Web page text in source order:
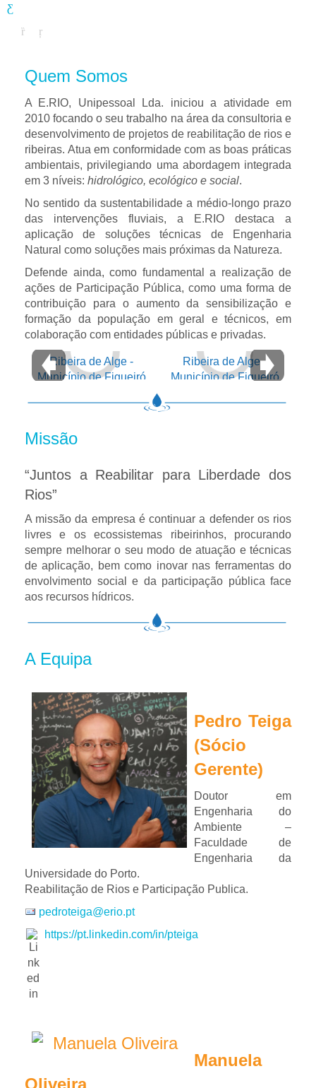
Quem Somos
A E.RIO, Unipessoal Lda. iniciou a atividade em
2010 focando o seu trabalho na área da consultoria e
desenvolvimento de projetos de reabilitação de rios e
ribeiras. Atua em conformidade com as boas práticas
ambientais, privilegiando uma abordagem integrada
em 3 níveis: hidrológico, ecológico e social.
No sentido da sustentabilidade a médio-longo prazo
das intervenções fluviais, a E.RIO destaca a
aplicação de soluções técnicas de Engenharia
Natural como soluções mais próximas da Natureza.
Defende ainda, como fundamental a realização de
ações de Participação Pública, como uma forma de
contribuição para o aumento da sensibilização e
formação da população em geral e técnicos, em
colaboração com entidades públicas e privadas.
Ribeira de Alge -
Município de Figueiró
Ribeira de Alge -
Município de Figueiró
Missão
“Juntos a Reabilitar para Liberdade dos
Rios”
A missão da empresa é continuar a defender os rios
livres e os ecossistemas ribeirinhos, procurando
sempre melhorar o seu modo de atuação e técnicas
de aplicação, bem como inovar nas ferramentas do
envolvimento social e da participação pública face
aos recursos hídricos.
A Equipa
Pedro Teiga
(Sócio
Gerente)
Doutor em
Engenharia do
Ambiente –
Faculdade de
Engenharia da
Universidade do Porto.
Reabilitação de Rios e Participação Publica.
pedroteiga@erio.pt
https://pt.linkedin.com/in/pteiga
Manuela
Oliveira